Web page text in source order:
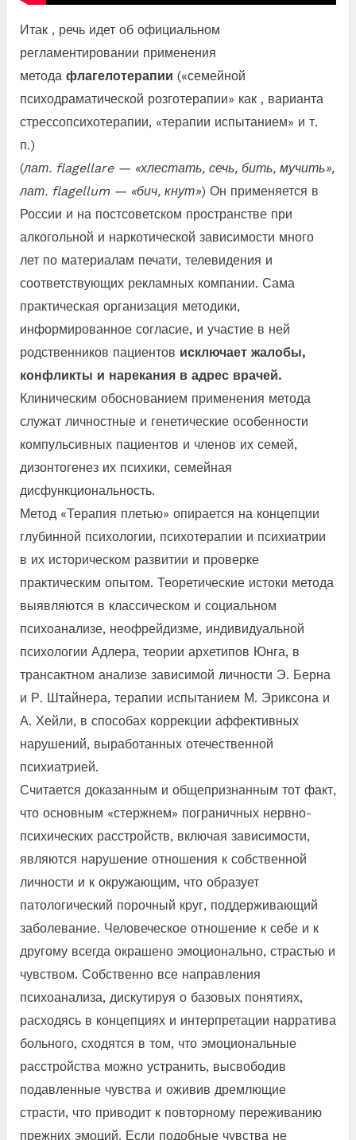
Итак , речь идет об официальном
регламентировании применения
метода флагелотерапии («семейной
психодраматической розготерапии» как , варианта
стрессопсихотерапии, «терапии испытанием» и т.
п.)
(лат. flagellare — «хлестать, сечь, бить, мучить»,
лат. flagellum — «бич, кнут») Он применяется в
России и на постсоветском пространстве при
алкогольной и наркотической зависимости много
лет по материалам печати, телевидения и
соответствующих рекламных компании. Сама
практическая организация методики,
информированное согласие, и участие в ней
родственников пациентов исключает жалобы,
конфликты и нарекания в адрес врачей.
Клиническим обоснованием применения метода
служат личностные и генетические особенности
компульсивных пациентов и членов их семей,
дизонтогенез их психики, семейная
дисфункциональность.
Метод «Терапия плетью» опирается на концепции
глубинной психологии, психотерапии и психиатрии
в их историческом развитии и проверке
практическим опытом. Теоретические истоки метода
выявляются в классическом и социальном
психоанализе, неофрейдизме, индивидуальной
психологии Адлера, теории архетипов Юнга, в
трансактном анализе зависимой личности Э. Берна
и Р. Штайнера, терапии испытанием М. Эриксона и
А. Хейли, в способах коррекции аффективных
нарушений, выработанных отечественной
психиатрией.
Считается доказанным и общепризнанным тот факт,
что основным «стержнем» пограничных нервно-
психических расстройств, включая зависимости,
являются нарушение отношения к собственной
личности и к окружающим, что образует
патологический порочный круг, поддерживающий
заболевание. Человеческое отношение к себе и к
другому всегда окрашено эмоционально, страстью и
чувством. Собственно все направления
психоанализа, дискутируя о базовых понятиях,
расходясь в концепциях и интерпретации нарратива
больного, сходятся в том, что эмоциональные
расстройства можно устранить, высвободив
подавленные чувства и оживив дремлющие
страсти, что приводит к повторному переживанию
прежних эмоций. Если подобные чувства не